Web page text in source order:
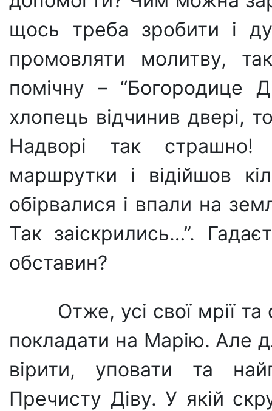
щось треба зробити і
промовляти молитву,
помічну – “Богородице
хлопець відчинив двері,
Надворі так
маршрутки і відійшов
обірвалися і впали на
Так заіскрились…”.
обставин?
Отже, усі свої мрії
покладати на Марію. Але
вірити, уповати та
Пречисту Діву. У якій